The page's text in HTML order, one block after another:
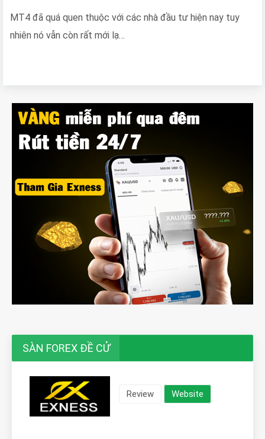
MT4 đã quá quen thuộc với các nhà đầu tư hiện nay tuy
nhiên nó vẫn còn rất mới lạ…
SÀN FOREX ĐỀ CỬ
Review Website